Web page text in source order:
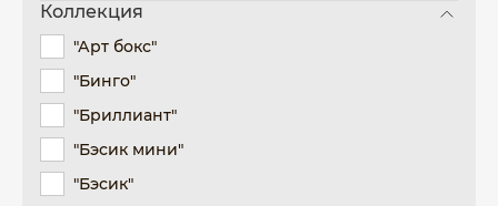
Коллекция
"Арт бокс"
"Бинго"
"Бриллиант"
"Бэсик мини"
"Бэсик"